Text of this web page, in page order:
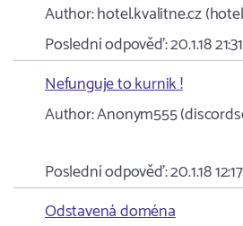
Author:hotel.kvalitne.cz
Poslední odpověď:20.1.18 21:31
Nefunguje to kurnik !
Author:Anonym555
Poslední odpověď:20.1.18 12:17
Odstavená doména